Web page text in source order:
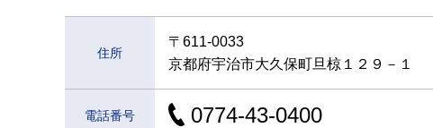
住所
〒611-0033
京都府宇治市大久保町旦椋１２９－１
電話番号 0774-43-0400